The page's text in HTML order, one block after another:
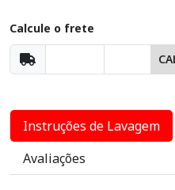
Calcule o frete
Instruções de Lavagem
Avaliações